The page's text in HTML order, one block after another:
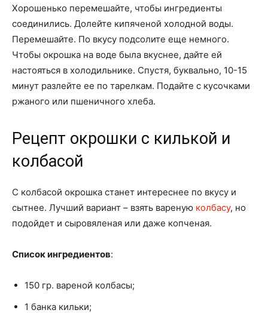
Хорошенько перемешайте, чтобы ингредиенты
соединились. Долейте кипяченой холодной воды.
Перемешайте. По вкусу подсолите еще немного.
Чтобы окрошка на воде была вкуснее, дайте ей
настояться в холодильнике. Спустя, буквально, 10-15
минут разлейте ее по тарелкам. Подайте с кусочками
ржаного или пшеничного хлеба.
Рецепт окрошки с килькой и
колбасой
С колбасой окрошка станет интереснее по вкусу и
сытнее. Лучший вариант – взять вареную колбасу, но
подойдет и сыровяленая или даже копченая.
Список ингредиентов:
150 гр. вареной колбасы;
1 банка кильки;